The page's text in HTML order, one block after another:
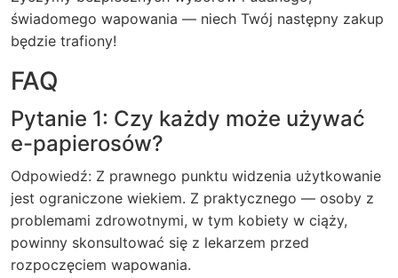
świadomego wapowania — niech Twój następny zakup
będzie trafiony!
FAQ
Pytanie 1: Czy każdy może używać
e-papierosów?
Odpowiedź: Z prawnego punktu widzenia użytkowanie
jest ograniczone wiekiem. Z praktycznego — osoby z
problemami zdrowotnymi, w tym kobiety w ciąży,
powinny skonsultować się z lekarzem przed
rozpoczęciem wapowania.